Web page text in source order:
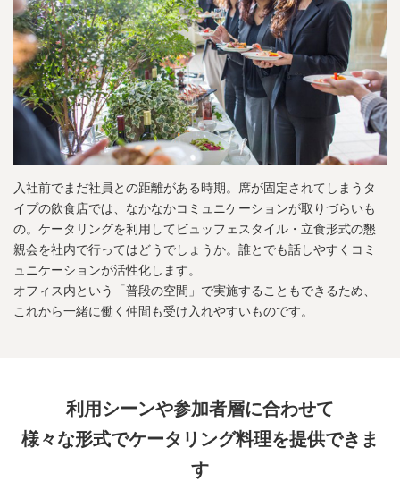
入社前でまだ社員との距離がある時期。席が固定されてしまうタ
イプの飲食店では、なかなかコミュニケーションが取りづらいも
の。ケータリングを利用してビュッフェスタイル・立食形式の懇
親会を社内で行ってはどうでしょうか。誰とでも話しやすくコミ
ュニケーションが活性化します。
オフィス内という「普段の空間」で実施することもできるため、
これから一緒に働く仲間も受け入れやすいものです。
利用シーンや参加者層に合わせて
様々な形式でケータリング料理を提供できま
す